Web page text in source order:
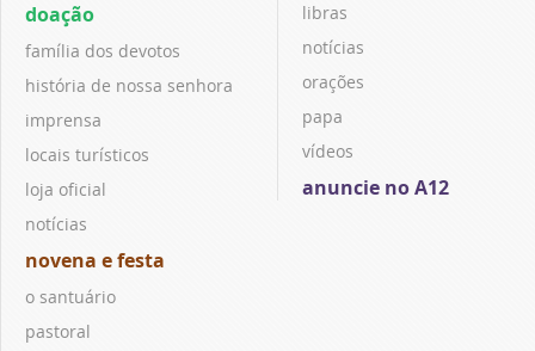
doação
família dos devotos
história de nossa senhora
imprensa
locais turísticos
loja oficial
notícias
novena e festa
o santuário
pastoral
libras
notícias
orações
papa
vídeos
anuncie no A12